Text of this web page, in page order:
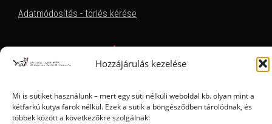
Hozzájárulás kezelése
Mi is sütiket használunk – mert egy süti nélküli weboldal kb. olyan mint a
kétfarkú kutya farok nélkül. Ezek a sütik a böngésződben tárolódnak, és
többek között a következőkre szolgálnak:
Adatmódosítás - törlés kérése